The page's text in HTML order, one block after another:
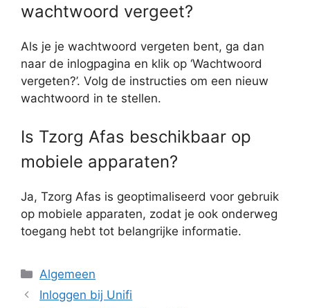
wachtwoord vergeet?
Als je je wachtwoord vergeten bent, ga dan
naar de inlogpagina en klik op ‘Wachtwoord
vergeten?’. Volg de instructies om een nieuw
wachtwoord in te stellen.
Is Tzorg Afas beschikbaar op
mobiele apparaten?
Ja, Tzorg Afas is geoptimaliseerd voor gebruik
op mobiele apparaten, zodat je ook onderweg
toegang hebt tot belangrijke informatie.
Categorieën
Algemeen
Inloggen bij Unifi